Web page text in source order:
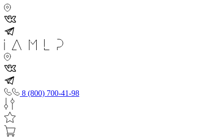
8 (800) 700-41-98